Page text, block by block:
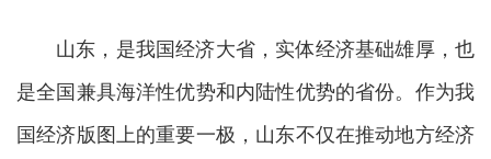
山东，是我国经济大省，实体经济基础雄厚，也
是全国兼具海洋性优势和内陆性优势的省份。作为我
国经济版图上的重要一极，山东不仅在推动地方经济